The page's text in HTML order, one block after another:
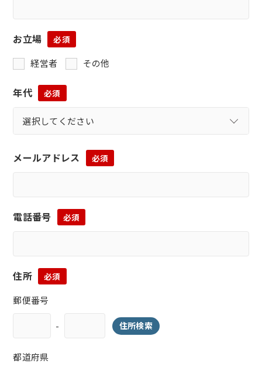
お立場 必須
経営者 その他
年代 必須
メールアドレス 必須
電話番号 必須
住所 必須
郵便番号
- 住所検索
都道府県